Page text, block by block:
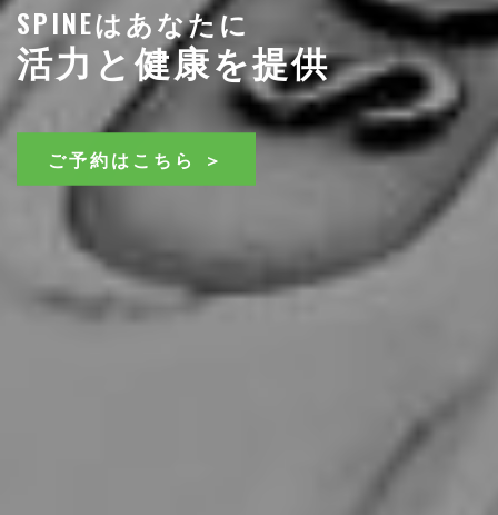
SPINEはあなたに
活力と健康を提供
ご予約はこちら ＞